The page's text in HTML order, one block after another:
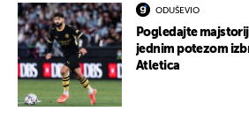
ODUŠEVIO
Pogledajte
jednim potezom
Atletica